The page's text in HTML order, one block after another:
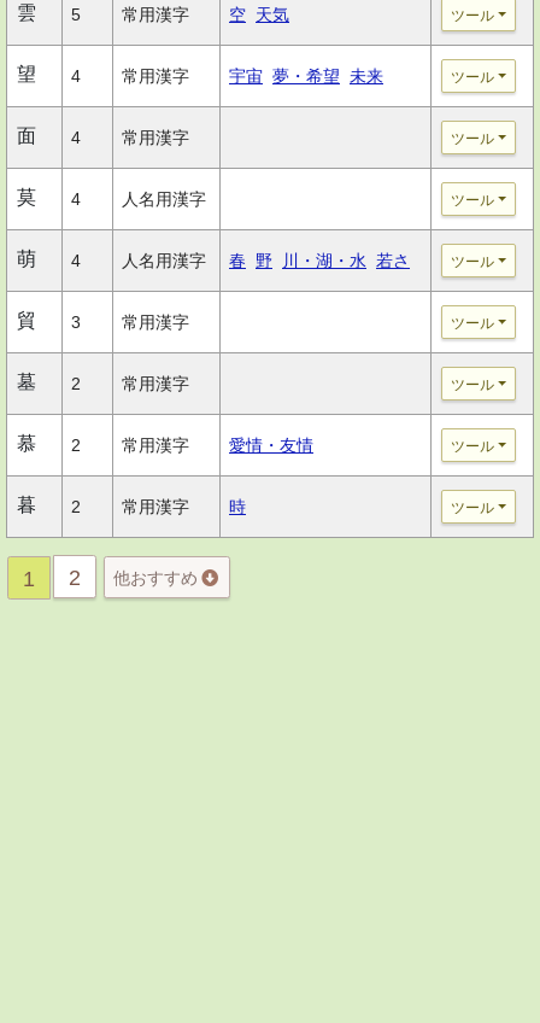
雲 5 常用漢字 空 天気 ツール
望 4 常用漢字 宇宙 夢・希望 未来 ツール
面 4 常用漢字 ツール
莫 4 人名用漢字 ツール
萌 4 人名用漢字 春 野 川・湖・水 若さ ツール
貿 3 常用漢字 ツール
墓 2 常用漢字 ツール
慕 2 常用漢字 愛情・友情 ツール
暮 2 常用漢字 時 ツール
1 2 他おすすめ